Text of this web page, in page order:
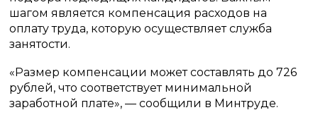
шагом является компенсация расходов на
оплату труда, которую осуществляет служба
занятости.
«Размер компенсации может составлять до 726
рублей, что соответствует минимальной
заработной плате», — сообщили в Минтруде.